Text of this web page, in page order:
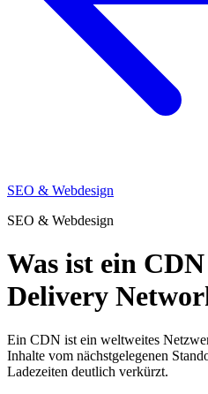
SEO & Webdesign
SEO & Webdesign
Was ist ein
Delivery
Ein CDN ist ein weltweites
Inhalte vom nächstgelegenen
Ladezeiten deutlich verkürzt.